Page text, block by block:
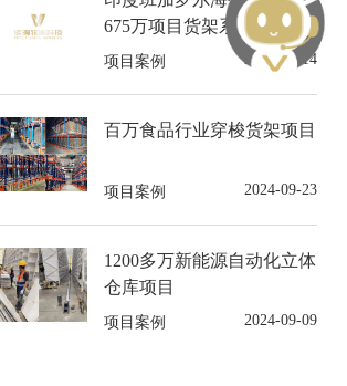
675万项目货架系统
项目案例 2024-10-14
百万食品行业穿梭货架项目
项目案例 2024-09-23
1200多万新能源自动化立体
仓库项目
项目案例 2024-09-09